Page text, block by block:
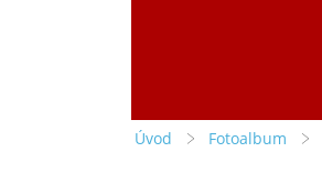
Úvod Fotoalbum